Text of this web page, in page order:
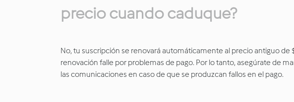
precio cuando caduque?
No, tu suscripción se renovará automáticamente al precio antiguo de
renovación falle por problemas de pago. Por lo tanto, asegúrate de
las comunicaciones en caso de que se produzcan fallos en el pago.